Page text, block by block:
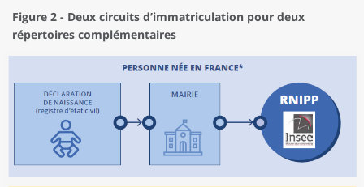
Figure 2 - Deux circuits d’immatriculation pour deux
répertoires complémentaires